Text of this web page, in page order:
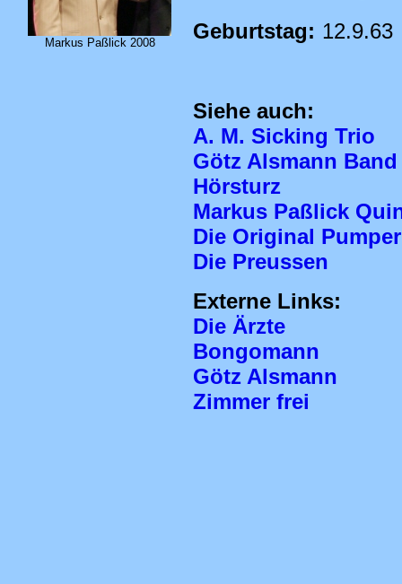
Markus Paßlick 2008
Geburtstag: 12.9.63
Siehe auch:
A. M. Sicking Trio
Götz Alsmann Band
Hörsturz
Markus Paßlick
Die Original
Die Preussen
Externe Links:
Die Ärzte
Bongomann
Götz Alsmann
Zimmer frei